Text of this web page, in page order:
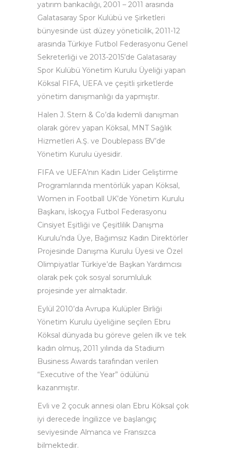
yatırım bankacılığı, 2001 – 2011 arasında
Galatasaray Spor Kulübü ve Şirketleri
bünyesinde üst düzey yöneticilik, 2011-12
arasında Türkiye Futbol Federasyonu Genel
Sekreterliği ve 2013-2015’de Galatasaray
Spor Kulübü Yönetim Kurulu Üyeliği yapan
Köksal FIFA, UEFA ve çeşitli şirketlerde
yönetim danışmanlığı da yapmıştır.
Halen J. Stern & Co’da kıdemli danışman
olarak görev yapan Köksal, MNT Sağlık
Hizmetleri A.Ş. ve Doublepass BV’de
Yönetim Kurulu üyesidir.
FIFA ve UEFA’nın Kadın Lider Geliştirme
Programlarında mentörlük yapan Köksal,
Women in Football UK’de Yönetim Kurulu
Başkanı, İskoçya Futbol Federasyonu
Cinsiyet Eşitliği ve Çeşitlilik Danışma
Kurulu’nda Üye, Bağımsız Kadın Direktörler
Projesinde Danışma Kurulu Üyesi ve Özel
Olimpiyatlar Türkiye’de Başkan Yardımcısı
olarak pek çok sosyal sorumluluk
projesinde yer almaktadır.
Eylül 2010’da Avrupa Kulüpler Birliği
Yönetim Kurulu üyeliğine seçilen Ebru
Köksal dünyada bu göreve gelen ilk ve tek
kadın olmuş, 2011 yılında da Stadium
Business Awards tarafından verilen
“Executive of the Year” ödülünü
kazanmıştır.
Evli ve 2 çocuk annesi olan Ebru Köksal çok
iyi derecede İngilizce ve başlangıç
seviyesinde Almanca ve Fransızca
bilmektedir.